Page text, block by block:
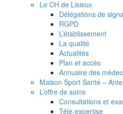
Le CH de Lisieux
Délégations de
RGPD
L’établissement
La qualité
Actualités
Plan et accès
Annuaire des
Maison Sport Santé –
L’offre de soins
Consultations et
Télé-expertise